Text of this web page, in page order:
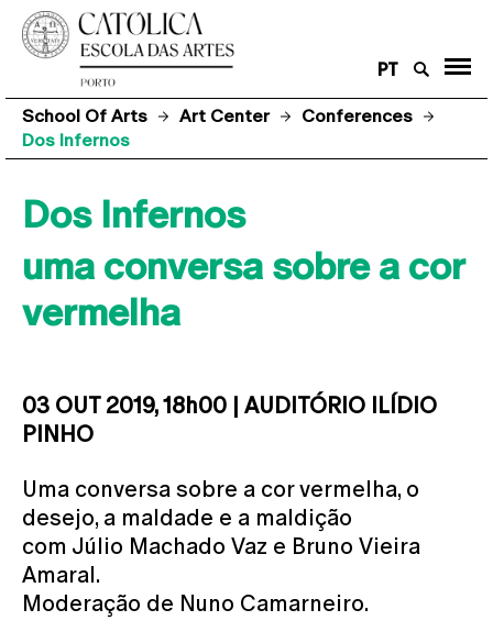
PT
School Of Arts Art Center
Conferences
Dos Infernos
Dos Infernos
uma conversa sobre a cor
vermelha
03 OUT 2019, 18h00 | AUDITÓRIO ILÍDIO
PINHO
Uma conversa sobre a cor vermelha, o
desejo, a maldade e a maldição
com Júlio Machado Vaz e Bruno Vieira
Amaral.
Moderação de Nuno Camarneiro.